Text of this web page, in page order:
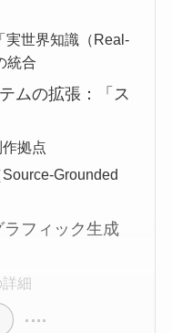
実世界知識（Real-
統合
ムの拡張：「ス
拠点
Grounded
フィック生成
細